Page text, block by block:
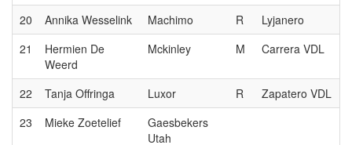
20 Annika Wesselink Machimo R
Lyjanero
21
Hermien De
Weerd
Mckinley M Carrera VDL
22 Tanja Offringa Luxor R
Zapatero VDL
23
Mieke Zoetelief
Gaesbekers
Utah